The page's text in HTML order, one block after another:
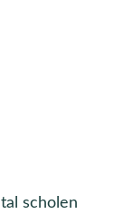
scholen